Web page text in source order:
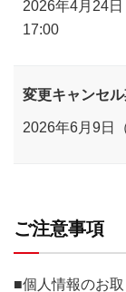
2026年4月24日
17:00
変更キャンセ
2026年6月9日
ご注意事項
■個人情報のお